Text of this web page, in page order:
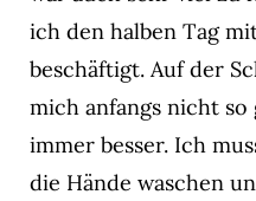
ich den halben Tag
beschäftigt. Auf der
mich anfangs nicht so
immer besser. Ich
die Hände waschen